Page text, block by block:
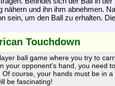
nähern und ihn ihm abnehmen.
sein, um den Ball zu erhalten.
Touchdown
ball game where you try to
your opponent's hand, you need
course, your hands must be in
be fascinating!